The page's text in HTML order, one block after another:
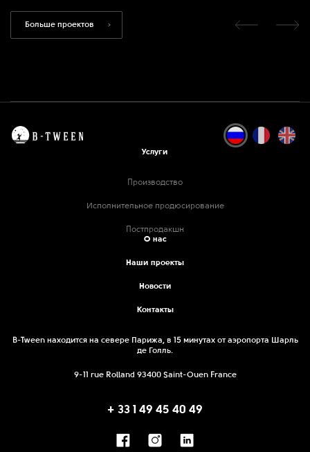
Больше проектов
Услуги
Производство
Исполнительное продюсирование
Постпродакшн
О нас
Наши проекты
Новости
Контакты
B-Tween находится на севере Парижа, в 15 минутах от аэропорта Шарль
де Голль.
9-11 rue Rolland 93400 Saint-Ouen France
+ 33 1 49 45 40 49